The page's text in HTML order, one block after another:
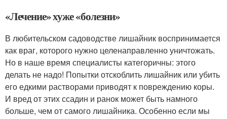
«Лечение» хуже «болезни»
В любительском садоводстве лишайник воспринимается
как враг, которого нужно целенаправленно уничтожать.
Но в наше время специалисты категоричны: этого
делать не надо! Попытки отскоблить лишайник или убить
его едкими растворами приводят к повреждению коры.
И вред от этих ссадин и ранок может быть намного
больше, чем от самого лишайника. Особенно если мы